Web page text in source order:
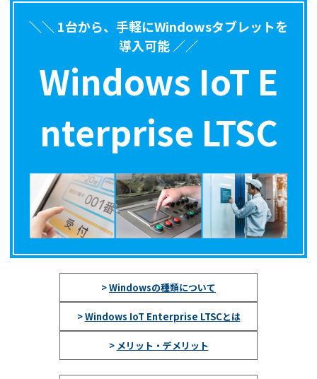
＼＼ 1台から、手軽にWindowsタブレットを
導入可能 ／／
Windows IoT E
nterprise LTSC
>Windowsの種類について
>Windows IoT Enterprise LTSCとは
> メリット・デメリット